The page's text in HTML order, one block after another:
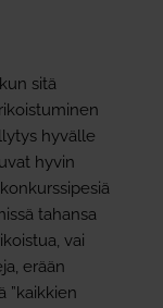
sitä
hyvälle
hyvin
tahansa
vai
erään
”kaikkien